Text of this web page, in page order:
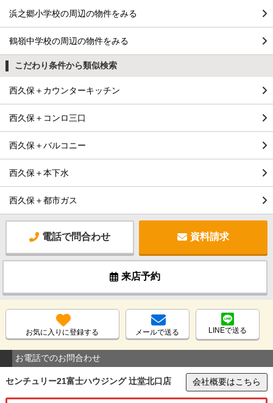
浜之郷小学校の周辺の物件をみる
鶴嶺中学校の周辺の物件をみる
こだわり条件から類似検索
西久保＋カウンターキッチン
西久保＋コンロ三口
西久保＋バルコニー
西久保＋本下水
西久保＋都市ガス
電話で問合わせ 資料請求
来店予約
お気に入りに登録する メールで送る LINEで送る
お電話でのお問合わせ
センチュリー21富士ハウジング 辻堂北口店 会社概要はこちら